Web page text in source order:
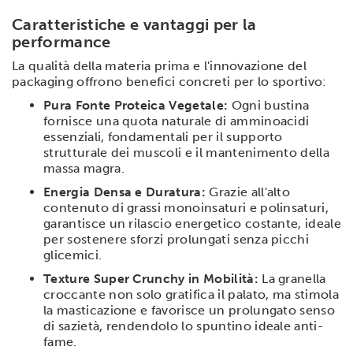
Caratteristiche e vantaggi per la
performance
La qualità della materia prima e l'innovazione del
packaging offrono benefici concreti per lo sportivo:
Pura Fonte Proteica Vegetale: Ogni bustina
fornisce una quota naturale di amminoacidi
essenziali, fondamentali per il supporto
strutturale dei muscoli e il mantenimento della
massa magra.
Energia Densa e Duratura: Grazie all'alto
contenuto di grassi monoinsaturi e polinsaturi,
garantisce un rilascio energetico costante, ideale
per sostenere sforzi prolungati senza picchi
glicemici.
Texture Super Crunchy in Mobilità: La granella
croccante non solo gratifica il palato, ma stimola
la masticazione e favorisce un prolungato senso
di sazietà, rendendolo lo spuntino ideale anti-
fame.